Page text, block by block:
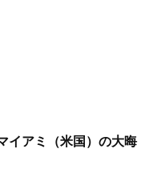
イアミ（米国）の大晦